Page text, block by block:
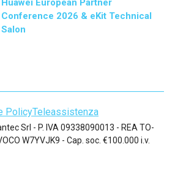
Conference 2026 & eKit Technical
Salon
Srl - P. IVA 09338090013 - REA TO-
W7YVJK9 - Cap. soc. €100.000 i.v.
PolicyTeleassistenza